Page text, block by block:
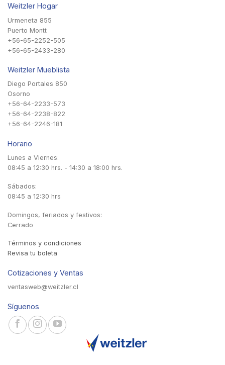
Weitzler Hogar
Urmeneta 855
Puerto Montt
+56-65-2252-505
+56-65-2433-280
Weitzler Mueblista
Diego Portales 850
Osorno
+56-64-2233-573
+56-64-2238-822
+56-64-2246-181
Horario
Lunes a Viernes:
08:45 a 12:30 hrs. - 14:30 a 18:00 hrs.
Sábados:
08:45 a 12:30 hrs
Domingos, feriados y festivos:
Cerrado
Términos y condiciones
Revisa tu boleta
Cotizaciones y Ventas
ventasweb@weitzler.cl
Síguenos